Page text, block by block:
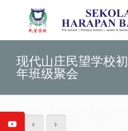
现代山庄民望学校
年班级聚会